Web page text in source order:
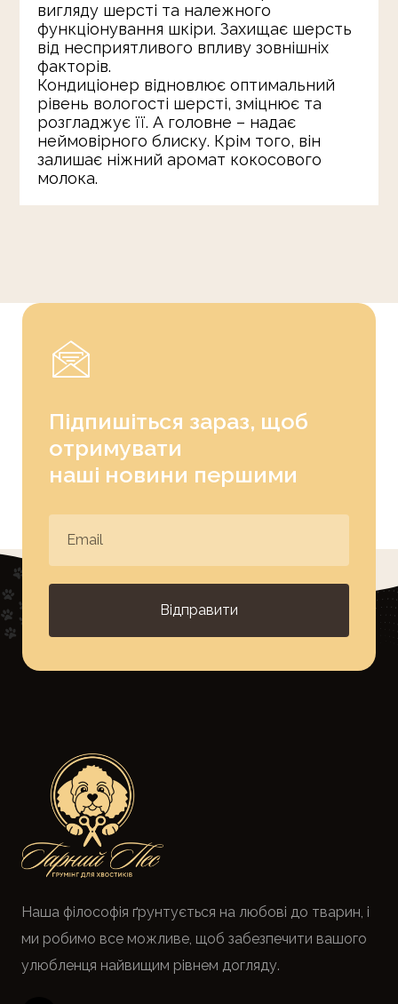
вигляду шерсті та належного
функціонування шкіри. Захищає шерсть
від несприятливого впливу зовнішніх
факторів.
Кондиціонер відновлює оптимальний
рівень вологості шерсті, зміцнює та
розгладжує її. А головне – надає
неймовірного блиску. Крім того, він
залишає ніжний аромат кокосового
молока.
Підпишіться зараз, щоб
отримувати
наші новини першими
Відправити
Наша філософія ґрунтується на любові до тварин, і
ми робимо все можливе, щоб забезпечити вашого
улюбленця найвищим рівнем догляду.